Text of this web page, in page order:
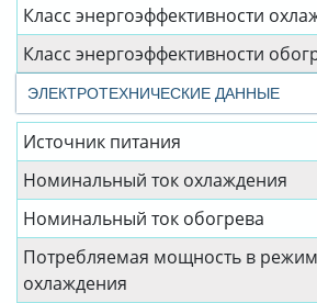
Класс энергоэффективности
Класс энергоэффективности
ЭЛЕКТРОТЕХНИЧЕСКИЕ ДАННЫЕ
Источник питания
Номинальный ток охлаждения
Номинальный ток обогрева
Потребляемая мощность в
охлаждения